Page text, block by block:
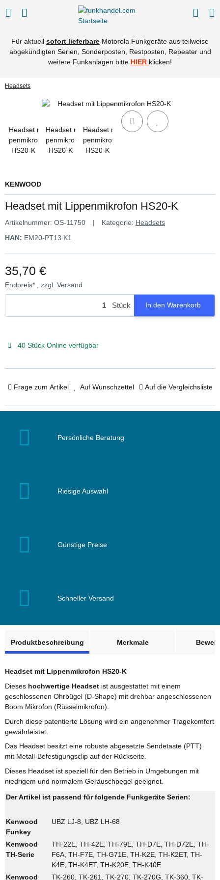
Für aktuell sofort lieferbare Motorola Funkgeräte aus teilweise
abgekündigten Serien, Sonderposten, Restposten, Repeater und
weitere Funkanlagen bitte HIER klicken!
Headsets
KENWOOD
Headset mit Lippenmikrofon HS20-K
Artikelnummer: OS-11750 Kategorie: Headsets
HAN: EM20-PT13 K1
35,70 €
Endpreis* , zzgl. Versand
Stück In den Warenkorb
40 Stück Online verfügbar
Frage zum Artikel Auf Wunschzettel Auf die Vergleichsliste
Persönliche Beratung
Riesige Auswahl
Günstige Preise
Schneller Versand
Produktbeschreibung
Merkmale
Headset mit Lippenmikrofon HS20-K
Dieses hochwertige Headset ist ausgestattet mit einem
geschlossenen Ohrbügel (D-Shape) mit drehbar angeschlossenen
Boom Mikrofon (Rüsselmikrofon).
Durch diese patentierte Lösung wird ein angenehmer Tragekomfort
gewährleistet.
Das Headset besitzt eine robuste abgesetzte Sendetaste (PTT)
mit Metall-Befestigungsclip auf der Rückseite.
Dieses Headset ist speziell für den Betrieb in Umgebungen mit
niedrigem und normalem Geräuschpegel geeignet.
Der Artikel ist passend für folgende Funkgeräte Serien:
Kenwood
Funkey
UBZ LJ-8, UBZ LH-68
Kenwood
TH-Serie
TH-22E, TH-42E, TH-79E, TH-D7E, TH-D72E, TH-
F6A, TH-F7E, TH-G71E, TH-K2E, TH-K2ET, TH-
K4E, TH-K4ET, TH-K20E, TH-K40E
Kenwood
TK-260, TK-261, TK-270, TK-270G, TK-360, TK-